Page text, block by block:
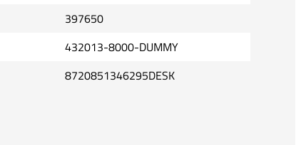
397650
432013-8000-DUMMY
8720851346295DESK